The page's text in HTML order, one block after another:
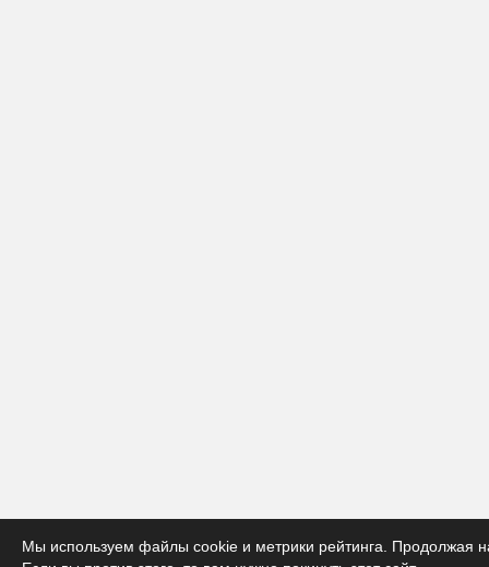
Мы используем файлы cookie и метрики рейтинга. Продолжая